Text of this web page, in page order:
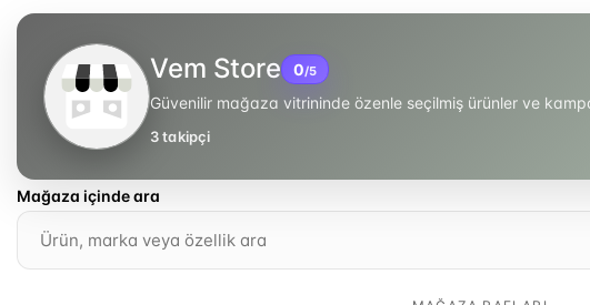
Vem Store 0/5
Güvenilir mağaza vitrininde özenle seçilmiş ürünler ve
3takipçi
Mağaza içinde ara